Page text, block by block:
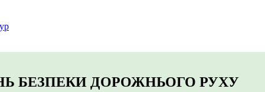
БЕЗПЕКИ ДОРОЖНЬОГО РУХУ